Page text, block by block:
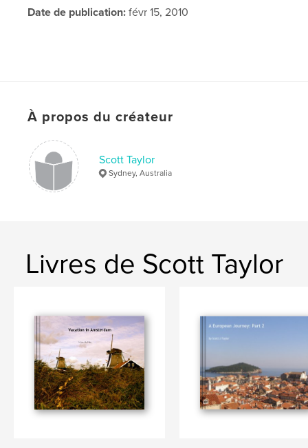
Date de publication: févr 15, 2010
À propos du créateur
Scott Taylor
Sydney, Australia
Livres de Scott Taylor